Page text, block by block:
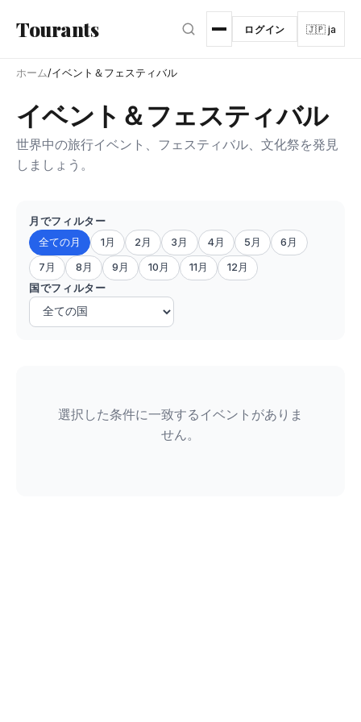
Tourants ログイン 🇯🇵 ja
ホーム/イベント＆フェスティバル
イベント＆フェスティバル
世界中の旅行イベント、フェスティバル、文化祭を発見
しましょう。
月でフィルター
全ての月
1月 2月 3月 4月 5月 6月
7月 8月 9月 10月 11月
12月
国でフィルター
選択した条件に一致するイベントがありま
せん。